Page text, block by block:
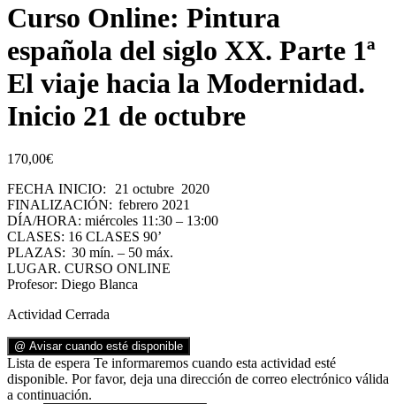
Curso Online: Pintura
española del siglo XX. Parte 1ª
El viaje hacia la Modernidad.
Inicio 21 de octubre
170,00€
FECHA INICIO: 21 octubre 2020
FINALIZACIÓN: febrero 2021
DÍA/HORA: miércoles 11 :30 – 13:00
CLASES: 16 CLASES 90’
PLAZAS: 30 mín. – 50 máx.
LUGAR. CURSO ONLINE
Profesor: Diego Blanca
Actividad Cerrada
@ Avisar cuando esté disponible
Lista de espera Te informaremos cuando esta actividad esté
disponible. Por favor, deja una dirección de correo electrónico válida
a continuación.